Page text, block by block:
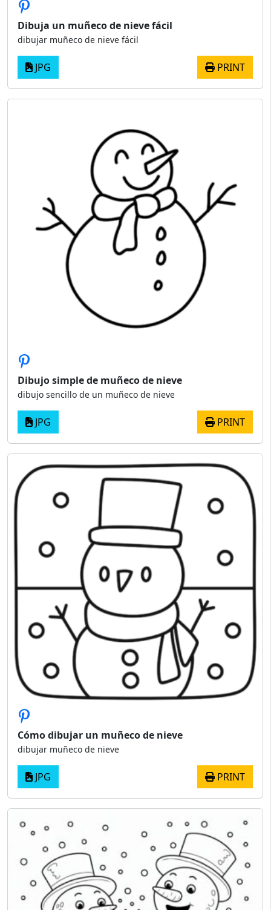
Dibuja un muñeco de nieve fácil
dibujar muñeco de nieve fácil
JPG PRINT
Dibujo simple de muñeco de nieve
dibujo sencillo de un muñeco de nieve
JPG PRINT
Cómo dibujar un muñeco de nieve
dibujar muñeco de nieve
JPG PRINT